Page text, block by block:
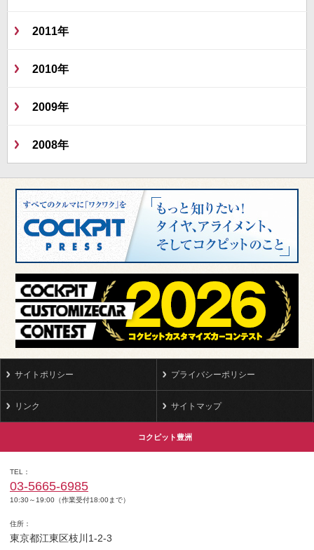
2011年
2010年
2009年
2008年
サイトポリシー プライバシーポリシー
リンク サイトマップ
コクピット豊洲
TEL
03-5665-6985
10:30～19:00（作業受付18:00まで）
住所
東京都江東区枝川1-2-3